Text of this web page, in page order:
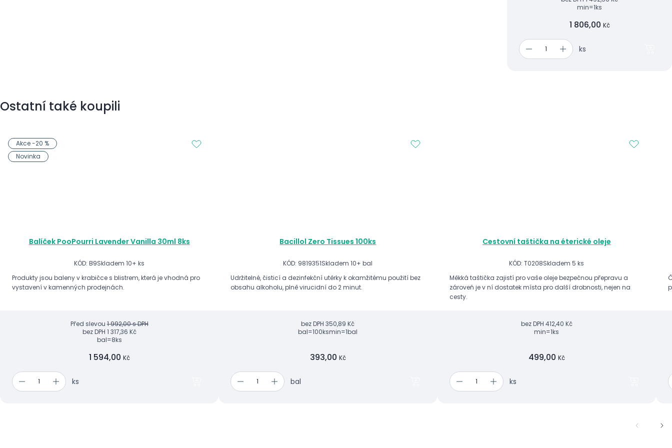
min=1ks
1 806,00 Kč
ks
Ostatní také koupili
Balíček PooPourri Lavender Vanilla 30ml 8ks
KÓD: B9Skladem 10+ ks
Produkty jsou baleny v krabičce s blistrem, která je vhodná pro
vystavení v kamenných prodejnách.
Před slevou1 992,00 s DPH
bez DPH 1 317,36 Kč
bal=8ks
1 594,00 Kč
ks
Akce -20 %
Novinka
Bacillol Zero Tissues 100ks
KÓD: 9819351Skladem 10+ bal
Udržitelné, čisticí a dezinfekční utěrky k okamžitému použití bez
obsahu alkoholu, plně virucidní do 2 minut.
bez DPH 350,89 Kč
bal=100ksmin=1bal
393,00 Kč
bal
Cestovní taštička na éterické oleje
KÓD: T0208Skladem 5 ks
Měkká taštička zajistí pro vaše oleje bezpečnou přepravu a
zároveň je v ní dostatek místa pro další drobnosti, nejen na
cesty.
bez DPH 412,40 Kč
min=1ks
499,00 Kč
ks